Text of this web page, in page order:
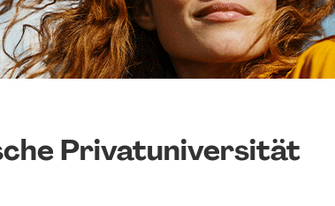
Privatuniversität